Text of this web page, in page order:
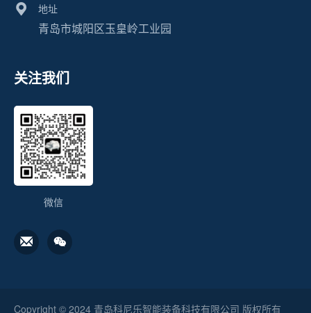
地址
青岛市城阳区玉皇岭工业园
关注我们
微信
Copyright © 2024 青岛科尼乐智能装备科技有限公司 版权所有